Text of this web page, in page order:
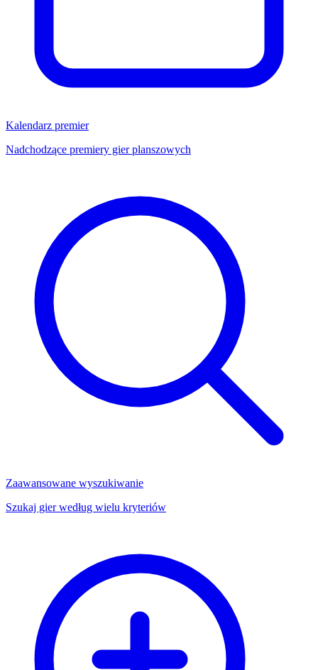
Kalendarz premier
Nadchodzące premiery gier planszowych
Zaawansowane wyszukiwanie
Szukaj gier według wielu kryteriów